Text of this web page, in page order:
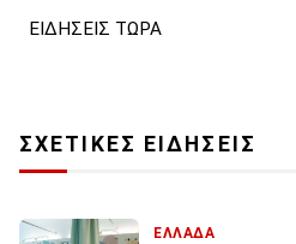
ΕΙΔΗΣΕΙΣ ΤΩΡΑ
ΣΧΕΤΙΚΕΣ ΕΙΔΗΣΕΙΣ
ΕΛΛΑΔΑ